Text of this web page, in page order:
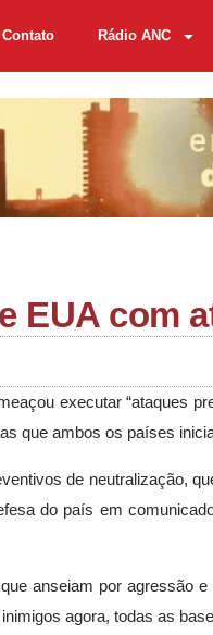
Contato Rádio ANC
EUA com
executar “ataques
que ambos os países
de neutralização,
do país em
anseiam por agressão
agora, todas as